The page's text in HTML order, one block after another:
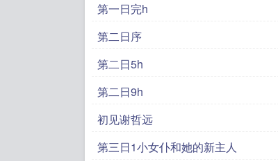
第一日完h
第二日序
第二日5h
第二日9h
初见谢哲远
第三日1小女仆和她的新主人